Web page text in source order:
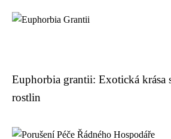
Euphorbia grantii: Exotická krása
rostlin